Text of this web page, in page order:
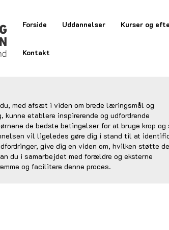
Forside Uddannelser Kurser og
Kontakt
med afsæt i viden om brede læringsmål og
etablere inspirerende og udfordrende
de bedste betingelser for at bruge krop og
vil ligeledes gøre dig i stand til at
give dig en viden om, hvilken støtte
du i samarbejdet med forældre og eksterne
og facilitere denne proces.